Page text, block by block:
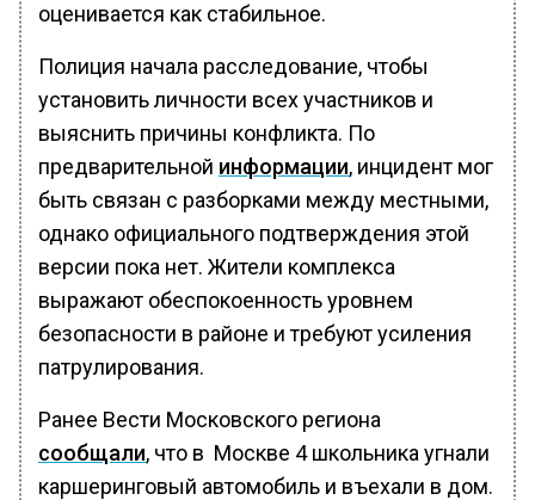
оценивается как стабильное.
Полиция начала расследование, чтобы
установить личности всех участников и
выяснить причины конфликта. По
предварительной информации, инцидент мог
быть связан с разборками между местными,
однако официального подтверждения этой
версии пока нет. Жители комплекса
выражают обеспокоенность уровнем
безопасности в районе и требуют усиления
патрулирования.
Ранее Вести Московского региона
сообщали, что в Москве 4 школьника угнали
каршеринговый автомобиль и въехали в дом.